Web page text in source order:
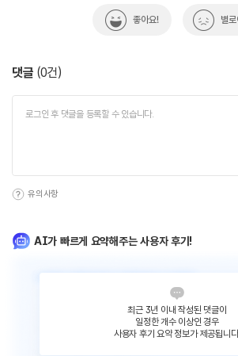
좋아요! 별
댓글 (0건)
유의사항
AI가 빠르게 요약해주는 사용자 후기!
최근 3년 이내 작성된 댓글이
일정한 개수 이상인 경우
사용자 후기 요약 정보가 제공됩니